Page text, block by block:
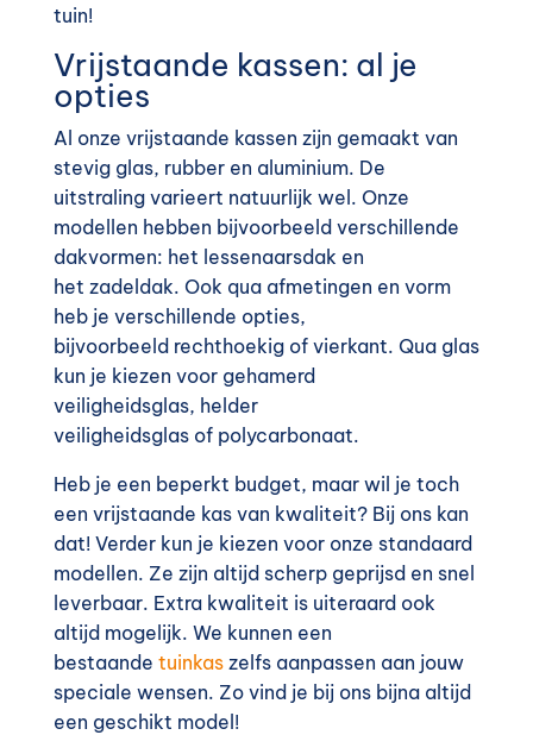
tuin!
Vrijstaande kassen: al je
opties
Al onze vrijstaande kassen zijn gemaakt van
stevig glas, rubber en aluminium. De
uitstraling varieert natuurlijk wel. Onze
modellen hebben bijvoorbeeld verschillende
dakvormen: het lessenaarsdak en
het zadeldak. Ook qua afmetingen en vorm
heb je verschillende opties,
bijvoorbeeld rechthoekig of vierkant. Qua glas
kun je kiezen voor gehamerd
veiligheidsglas, helder
veiligheidsglas of polycarbonaat.
Heb je een beperkt budget, maar wil je toch
een vrijstaande kas van kwaliteit? Bij ons kan
dat! Verder kun je kiezen voor onze standaard
modellen. Ze zijn altijd scherp geprijsd en snel
leverbaar. Extra kwaliteit is uiteraard ook
altijd mogelijk. We kunnen een
bestaande tuinkaszelfs aanpassen aan jouw
speciale wensen. Zo vind je bij ons bijna altijd
een geschikt model!